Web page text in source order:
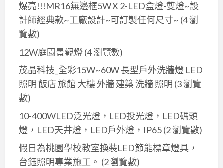
爆亮!!!MR16無邊框5W X 2-LED盒燈-雙燈~設
計師經典款~工廠設計~可訂製任何尺寸~ (4 瀏
覽數)
12W庭園景觀燈(4 瀏覽數)
茂晶科技_全彩15W~60W 長型戶外洗牆燈 LED
照明 飯店 旅館 大樓 外牆 建築 洗牆 照明 (3 瀏覽
數)
10-400WLED泛光燈，LED投光燈，LED碼頭
燈，LED天井燈，LED戶外燈，IP65(2 瀏覽數)
假日為桃園學校教室換裝LED節能標章燈具，
台鈺照明專業施工。 (2 瀏覽數)